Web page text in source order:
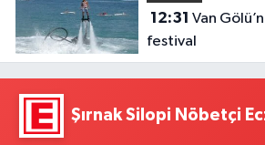
12:31
festival
Şırnak Silopi Nöbetçi